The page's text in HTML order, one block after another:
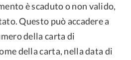
è scaduto o non valido,
Questo può accadere a
della carta di
della carta, nella data di